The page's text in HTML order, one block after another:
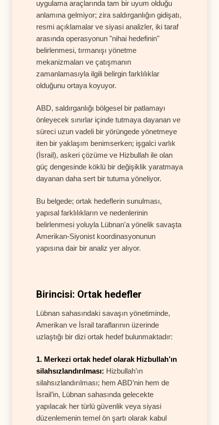
uygulama araçlarında tam bir uyum olduğu
anlamına gelmiyor; zira saldırganlığın gidişatı,
resmi açıklamalar ve siyasi analizler, iki taraf
arasında operasyonun "nihai hedefinin"
belirlenmesi, tırmanışı yönetme
mekanizmaları ve çatışmanın
zamanlamasıyla ilgili belirgin farklılıklar
olduğunu ortaya koyuyor.
ABD, saldırganlığı bölgesel bir patlamayı
önleyecek sınırlar içinde tutmaya dayanan ve
süreci uzun vadeli bir yörüngede yönetmeye
iten bir yaklaşım benimserken; işgalci varlık
(İsrail), askeri çözüme ve Hizbullah ile olan
güç dengesinde köklü bir değişiklik yaratmaya
dayanan daha sert bir tutuma yöneliyor.
Bu belgede; ortak hedeflerin sunulması,
yapısal farklılıkların ve nedenlerinin
belirlenmesi yoluyla Lübnan'a yönelik savaşta
Amerikan-Siyonist koordinasyonunun
yapısına dair bir analiz yer alıyor.
Birincisi: Ortak hedefler
Lübnan sahasındaki savaşın yönetiminde,
Amerikan ve İsrail taraflarının üzerinde
uzlaştığı bir dizi ortak hedef bulunmaktadır:
1. Merkezi ortak hedef olarak Hizbullah’ın
silahsızlandırılması: Hizbullah’ın
silahsızlandırılması; hem ABD’nin hem de
İsrail’in, Lübnan sahasında gelecekte
yapılacak her türlü güvenlik veya siyasi
düzenlemenin temel ön şartı olarak kabul